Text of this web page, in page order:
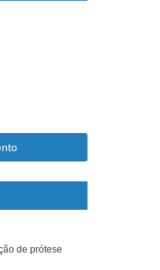
Cabelo
Capilar
de prótese